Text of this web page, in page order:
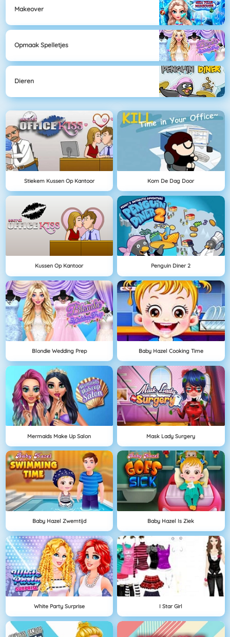
Makeover
Opmaak Spelletjes
Dieren
Stiekem Kussen Op Kantoor Kom De Dag Door
Kussen Op Kantoor Penguin Diner 2
Blondie Wedding Prep Baby Hazel Cooking Time
Mermaids Make Up Salon Mask Lady Surgery
Baby Hazel Zwemtijd Baby Hazel Is Ziek
White Party Surprise I Star Girl